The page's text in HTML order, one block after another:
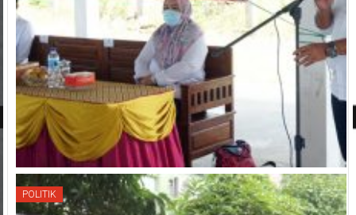
POLITIK